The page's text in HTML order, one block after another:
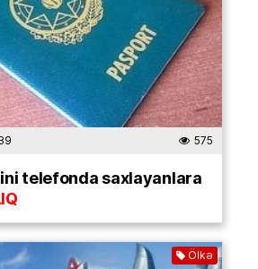
575
telefonda saxlayanlara
Ölkə